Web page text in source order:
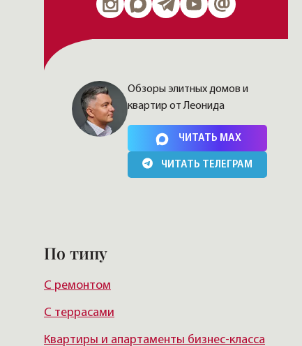
Нажимая на кнопку, Вы соглашаетесь cполитикой
Обзоры элитных домов и
квартир от Леонида
ЧИТАТЬ MAX
ЧИТАТЬ ТЕЛЕГРАМ
По типу
С ремонтом
С террасами
Квартиры и апартаменты бизнес-класса